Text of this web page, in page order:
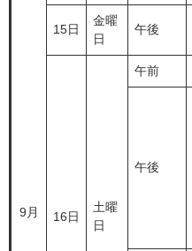
9月
15日
金曜
日
午後
16日
土曜
日
午前
午後